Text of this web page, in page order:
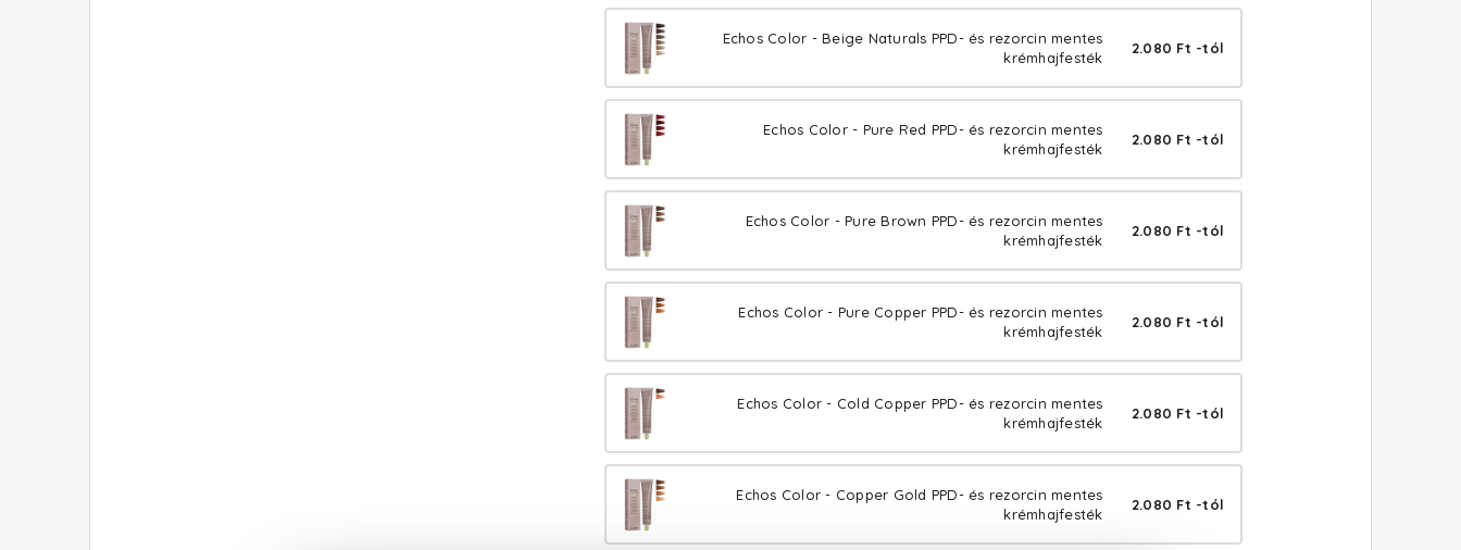
Echos Color - Beige Naturals PPD- és rezorcin mentes
krémhajfesték
2.080 Ft -tól
Echos Color - Pure Red PPD- és rezorcin mentes
krémhajfesték
2.080 Ft -tól
Echos Color - Pure Brown PPD- és rezorcin mentes
krémhajfesték
2.080 Ft -tól
Echos Color - Pure Copper PPD- és rezorcin mentes
krémhajfesték
2.080 Ft -tól
Echos Color - Cold Copper PPD- és rezorcin mentes
krémhajfesték
2.080 Ft -tól
Echos Color - Copper Gold PPD- és rezorcin mentes
krémhajfesték
2.080 Ft -tól